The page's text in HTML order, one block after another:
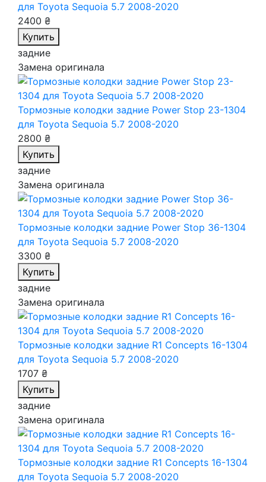
для Toyota Sequoia 5.7 2008-2020
2400 ₴
Купить
задние
Замена оригинала
Тормозные колодки задние Power Stop 23-1304
для Toyota Sequoia 5.7 2008-2020
2800 ₴
Купить
задние
Замена оригинала
Тормозные колодки задние Power Stop 36-1304
для Toyota Sequoia 5.7 2008-2020
3300 ₴
Купить
задние
Замена оригинала
Тормозные колодки задние R1 Concepts 16-1304
для Toyota Sequoia 5.7 2008-2020
1707 ₴
Купить
задние
Замена оригинала
Тормозные колодки задние R1 Concepts 16-1304
для Toyota Sequoia 5.7 2008-2020